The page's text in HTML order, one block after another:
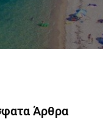
Άρθρα